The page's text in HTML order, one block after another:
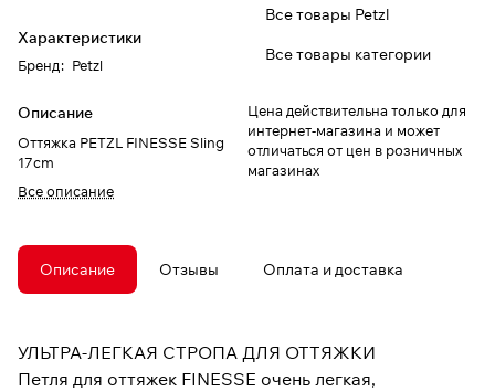
Характеристики
Бренд: Petzl
Описание
Оттяжка PETZL FINESSE Sling
17cm
Все описание
Все товары Petzl
Все товары категории
Цена действительна только для
интернет-магазина и может
отличаться от цен в розничных
магазинах
Описание Отзывы Оплата и доставка
УЛЬТРА-ЛЕГКАЯ СТРОПА ДЛЯ ОТТЯЖКИ
Петля для оттяжек FINESSE очень легкая,